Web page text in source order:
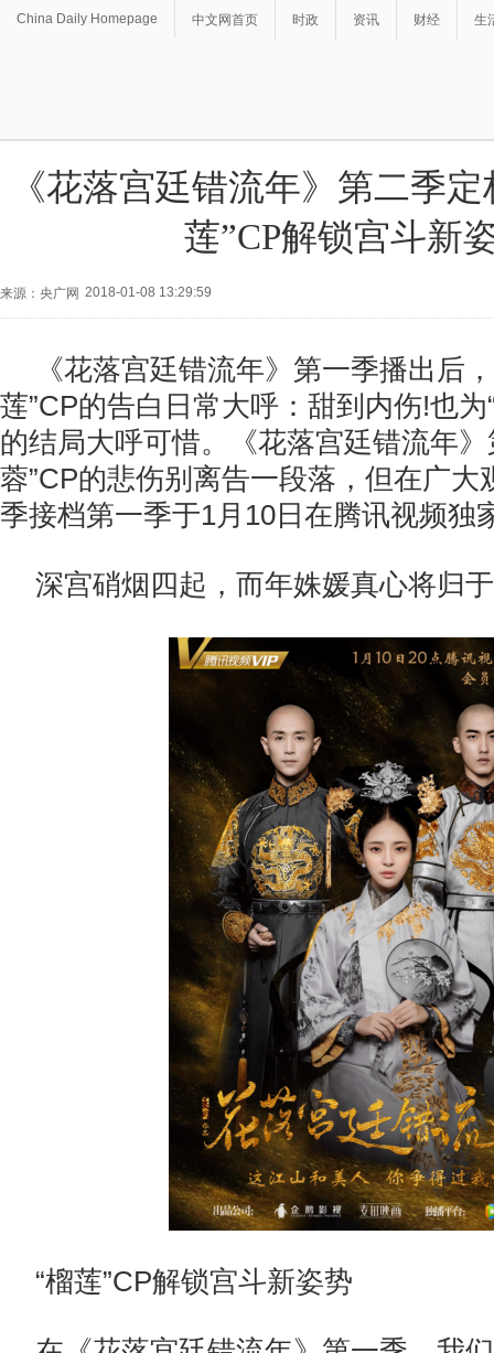
China Daily Homepage 中文网首页 时政 资讯 财经 生
《花落宫廷错流年》第二季
莲”CP解锁宫斗新
来源：央广网 2018-01-08 13:29:59
《花落宫廷错流年》第一季播出后
莲”CP的告白日常大呼：甜到内伤!也为
的结局大呼可惜。《花落宫廷错流年
蓉”CP的悲伤别离告一段落，但在广大
季接档第一季于1月10日在腾讯视频独
深宫硝烟四起，而年姝媛真心将归
“榴莲”CP解锁宫斗新姿势